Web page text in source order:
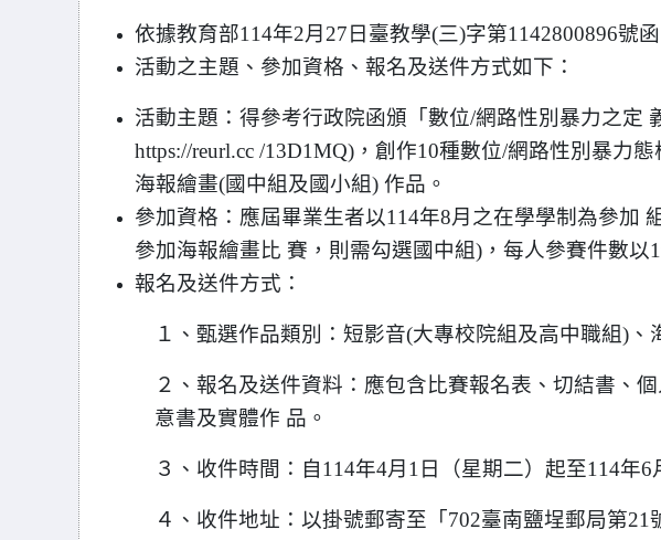
依據教育部114年2月27日臺教學(三)字第1142800896號函
活動之主題、參加資格、報名及送件方式如下：
活動主題：得參考行政院函頒「數位/網路性別暴力之定
https://reurl.cc /13D1MQ)，創作10種數位/網路性別暴力
海報繪畫(國中組及國小組) 作品。
參加資格：應屆畢業生者以114年8月之在學學制為參加
參加海報繪畫比 賽，則需勾選國中組)，每人參賽件數以
報名及送件方式：
１、甄選作品類別：短影音(大專校院組及高中職組)、
２、報名及送件資料：應包含比賽報名表、切結書、
意書及實體作 品。
３、收件時間：自114年4月1日（星期二）起至114年
４、收件地址：以掛號郵寄至「702臺南鹽埕郵局第